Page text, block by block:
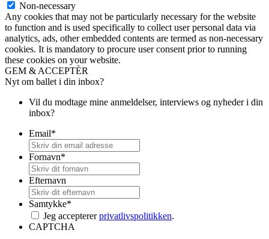
Non-necessary
Any cookies that may not be particularly necessary for the website
to function and is used specifically to collect user personal data via
analytics, ads, other embedded contents are termed as non-necessary
cookies. It is mandatory to procure user consent prior to running
these cookies on your website.
GEM & ACCEPTÈR
Nyt om ballet i din inbox?
Vil du modtage mine anmeldelser, interviews og nyheder i din
inbox?
Email*
Fornavn*
Efternavn
Samtykke*
Jeg acceptererprivatlivspolitikken.
CAPTCHA